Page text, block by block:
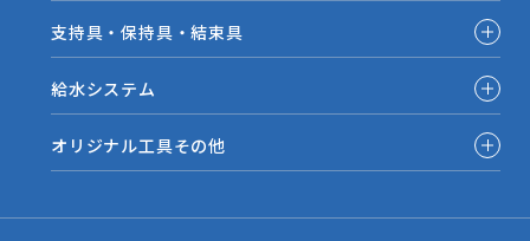
支持具・保持具・結束具
給水システム
オリジナル工具その他